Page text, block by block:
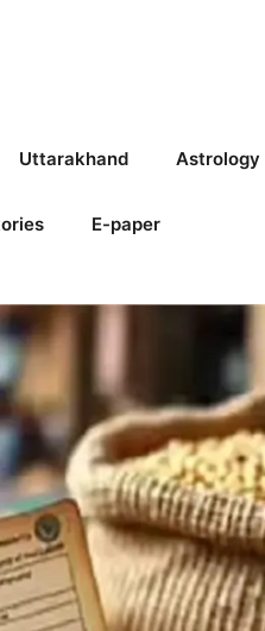
Uttarakhand Astrology
E-paper